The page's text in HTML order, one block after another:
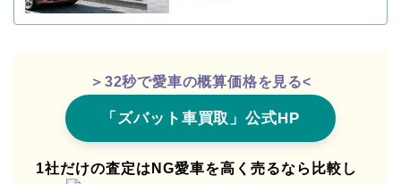
＞32秒で愛車の概算価格を見る<
「ズバット車買取」公式HP
1社だけの査定はNG愛車を高く売るなら比較し